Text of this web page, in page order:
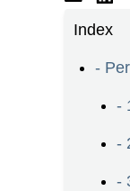
Index
-
-
-
-